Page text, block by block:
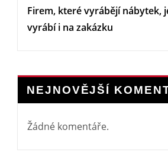
Firem, které vyrábějí nábytek,
vyrábí i na zakázku
NEJNOVĚJŠÍ
Žádné komentáře.